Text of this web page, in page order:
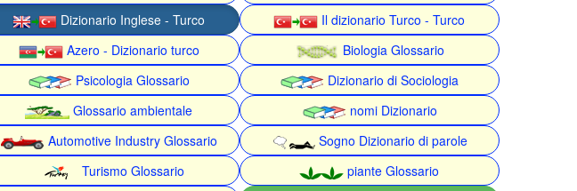
Dizionario Inglese - Turco
Il dizionario Turco - Turco
Azero - Dizionario turco
Biologia Glossario
Psicologia Glossario
Dizionario di Sociologia
Glossario ambientale
nomi Dizionario
Automotive Industry Glossario
Sogno Dizionario di parole
Turismo Glossario piante Glossario